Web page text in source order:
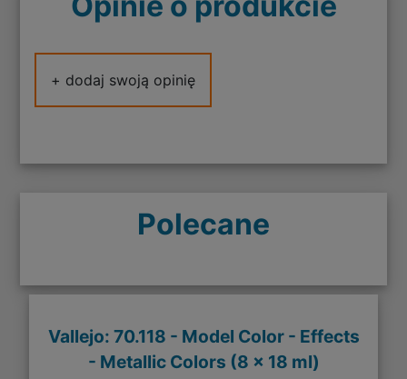
+ dodaj swoją opinię
Polecane
Vallejo: 70.118 - Model Color - Effects
- Metallic Colors (8 x 18 ml)